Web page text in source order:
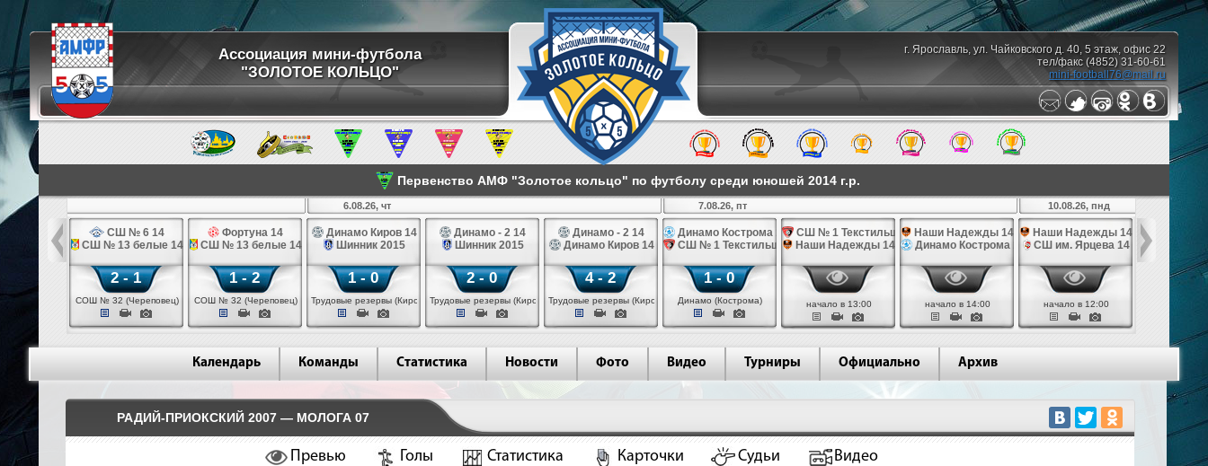
Ассоциация мини-футбола
"ЗОЛОТОЕ КОЛЬЦО"
г. Ярославль, ул. Чайковского д. 40, 5 этаж, офис 22
тел/факс (4852) 31-60-61
mini-football76@mail.ru
Первенство АМФ "Золотое кольцо" по футболу среди юношей 2014 г.р.
ср
СШ № 6 14
СШ № 13 белые 14
2 - 1
СОШ № 32 (Череповец)
Фортуна 14
СШ № 13 белые 14
1 - 2
СОШ № 32 (Череповец)
6.08.26, чт
Динамо Киров 14
Шинник 2015
1 - 0
Трудовые резервы (Киров)
Динамо - 2 14
Шинник 2015
2 - 0
Трудовые резервы (Киров)
Динамо - 2 14
Динамо Киров 14
4 - 2
Трудовые резервы (Киров)
7.08.26, пт
Динамо Кострома 14
СШ № 1 Текстильщик 14
1 - 0
Динамо (Кострома)
СШ № 1 Текстильщик 14
Наши Надежды 14
начало в 13:00
Наши Надежды 14
Динамо Кострома 14
начало в 14:00
10.08.26, пнд
Наши Надежды 14
СШ им. Ярцева 14
начало в 12:00
СШ № 1
Календарь Команды Статистика Новости Фото Видео Турниры Официально Архив
РАДИЙ-ПРИОКСКИЙ 2007 — МОЛОГА 07
Превью Голы Статистика Карточки Судьи Видео